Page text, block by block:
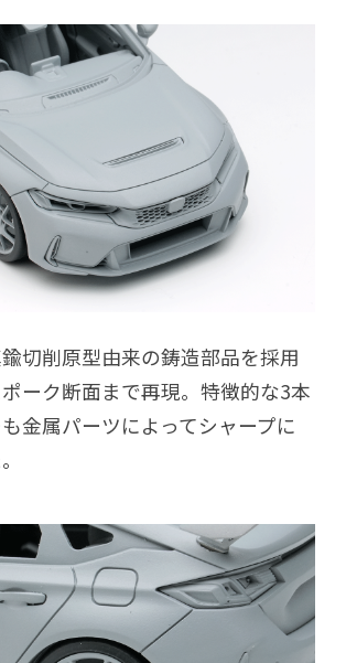
切削原型由来の鋳造部品を採用
ーク断面まで再現。特徴的な3本
金属パーツによってシャープに